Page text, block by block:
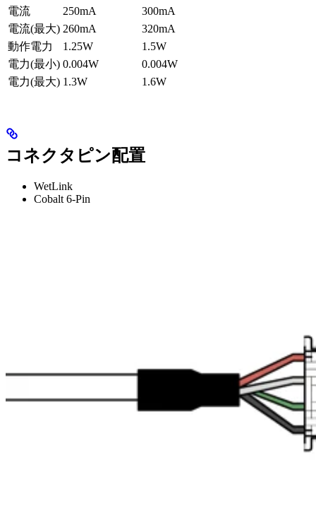
電流
250mA
300mA
電流(最大) 260mA
320mA
動作電力
1.25W
1.5W
電力(最小) 0.004W
0.004W
電力(最大) 1.3W 1.6W
コネクタピン配置
WetLink
Cobalt 6-Pin